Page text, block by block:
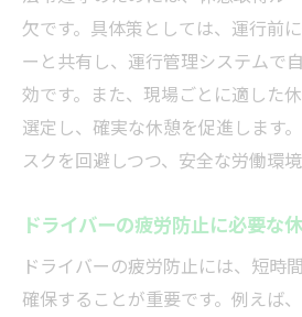
欠です。具体策としては、運行前
ーと共有し、運行管理システムで
効です。また、現場ごとに適した
選定し、確実な休憩を促進します
スクを回避しつつ、安全な労働環
ドライバーの疲労防止に必要な
ドライバーの疲労防止には、短時
確保することが重要です。例えば